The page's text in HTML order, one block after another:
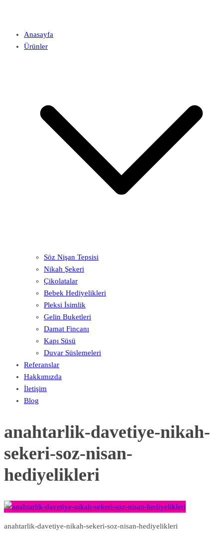
Anasayfa
Ürünler
Söz Nişan Tepsisi
Nikah Şekeri
Çikolatalar
Bebek Hediyelikleri
Pleksi İsimlik
Gelin Buketleri
Damat Fincanı
Kapı Süsü
Duvar Süslemeleri
Referanslar
Hakkımızda
İletişim
Blog
anahtarlik-davetiye-nikah-
sekeri-soz-nisan-
hediyelikleri
anahtarlik-davetiye-nikah-sekeri-soz-nisan-hediyelikleri